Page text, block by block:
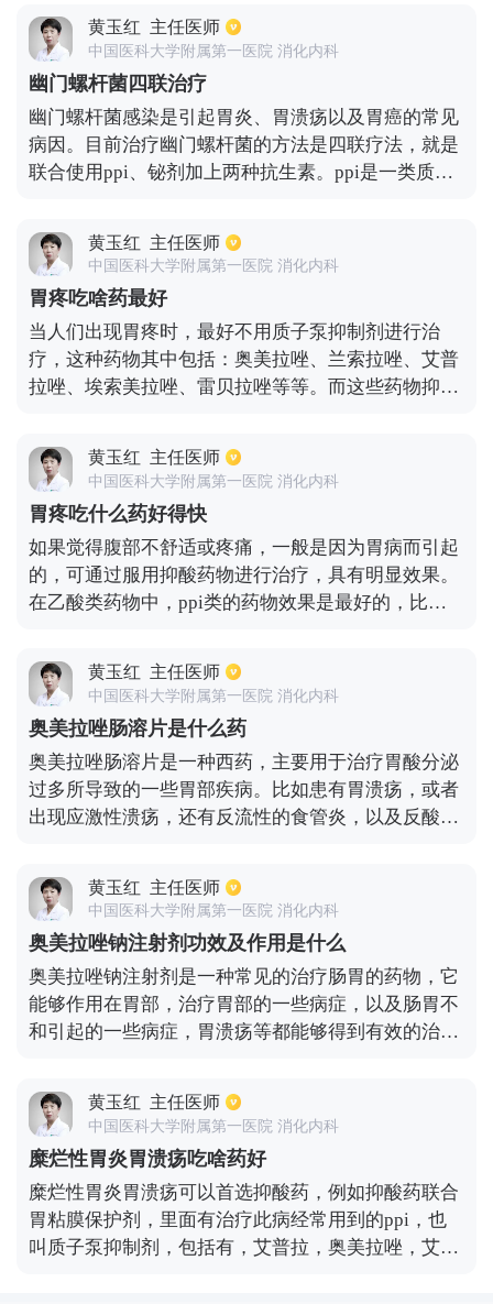
行治疗，但如果出现了幽门螺旋杆菌感染，就需要再
配合其他的药物来进行治疗。
黄玉红 主任医师
中国医科大学附属第一医院 消化内科
幽门螺杆菌四联治疗
幽门螺杆菌感染是引起胃炎、胃溃疡以及胃癌的常见
病因。目前治疗幽门螺杆菌的方法是四联疗法，就是
联合使用ppi、铋剂加上两种抗生素。ppi是一类质子
类的常用药物。至于常用的铋剂则是据氨酸铋钾和胶
体果胶铋。抗生素方面，首选阿莫西林加克拉霉素，
也可以使用左氧氟沙星、甲硝唑、呋喃唑酮等其他抗
生素。四联疗法疗程为10-14天，治疗结束后30天需
要进行碳十四呼气试验，看看体内是否还有幽门螺杆
菌残余。
黄玉红 主任医师
中国医科大学附属第一医院 消化内科
胃疼吃啥药最好
当人们出现胃疼时，最好不用质子泵抑制剂进行治
疗，这种药物其中包括：奥美拉唑、兰索拉唑、艾普
拉唑、埃索美拉唑、雷贝拉唑等等。而这些药物抑酸
果。如果使用了以上药物，并没有得到有效缓解反而
加重，这时候可以考虑为：胰腺炎、胆囊炎、阑尾
炎、泌尿系结石、妇科疾病等等。另外，胃疼也不能
排除是急性心肌梗死导致的，所以还是需要去了解一
下心脏病变情况。
黄玉红 主任医师
中国医科大学附属第一医院 消化内科
胃疼吃什么药好得快
如果觉得腹部不舒适或疼痛，一般是因为胃病而引起
的，可通过服用抑酸药物进行治疗，具有明显效果。
在乙酸类药物中，ppi类的药物效果是最好的，比如
等。如果服用了这些药物之后，肚子疼痛的症状并没
有得到改善，甚至还要加重，则需要排除腹部疾病，
很可能是阑尾炎、胆囊炎以及胰腺炎、妇科炎症、肠
梗阻等其他类疾病了。因此在进行治疗之前，还是应
当要先明确病因，不能够自己随意的用药。
黄玉红 主任医师
中国医科大学附属第一医院 消化内科
奥美拉唑肠溶片是什么药
奥美拉唑肠溶片是一种西药，主要用于治疗胃酸分泌
过多所导致的一些胃部疾病。比如患有胃溃疡，或者
出现应激性溃疡，还有反流性的食管炎，以及反酸、
类不适症状起到较快缓解作用，而且对受损伤的肠胃
黏膜也可起到保护和修复作用。需要注意有部分患者
使用奥美拉唑肠溶片，有可能出现一些不良反应，而
且有严重的肝功能不全患者，也要慎用本药物，所以
用药前一定要咨询医生，做对症治疗。
黄玉红 主任医师
中国医科大学附属第一医院 消化内科
奥美拉唑钠注射剂功效及作用是什么
奥美拉唑钠注射剂是一种常见的治疗肠胃的药物，它
能够作用在胃部，治疗胃部的一些病症，以及肠胃不
和引起的一些病症，胃溃疡等都能够得到有效的治
到更好的治疗效果。这个药物的作用效果很明显，临
床上的使用也较多，能够起到消炎的效果，还有是可
以使胃部的酸度下降。但是会影响其他药物的吸收，
在使用其他的药物时要增加药量。还有就是奥美拉唑
钠注射剂还有一些不良的反应，要时刻观察用药情
况。
黄玉红 主任医师
中国医科大学附属第一医院 消化内科
糜烂性胃炎胃溃疡吃啥药好
糜烂性胃炎胃溃疡可以首选抑酸药，例如抑酸药联合
胃粘膜保护剂，里面有治疗此病经常用到的ppi，也
叫质子泵抑制剂，包括有，艾普拉，奥美拉唑，艾普